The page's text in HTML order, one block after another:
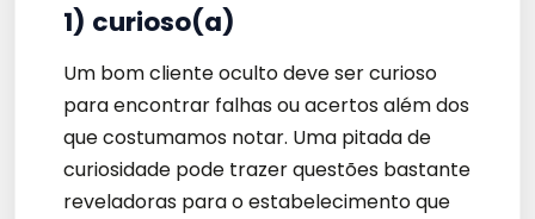
1) curioso(a)
Um bom cliente oculto deve ser curioso
para encontrar falhas ou acertos além dos
que costumamos notar. Uma pitada de
curiosidade pode trazer questões bastante
reveladoras para o estabelecimento que